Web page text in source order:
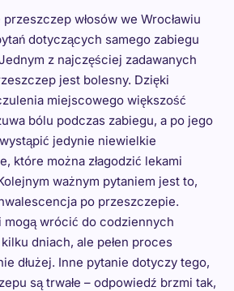
włosów we Wrocławiu
dotyczących samego zabiegu
z najczęściej zadawanych
jest bolesny. Dzięki
miejscowego większość
bólu podczas zabiegu, a po jego
jedynie niewielkie
które można złagodzić lekami
ważnym pytaniem jest to,
po przeszczepie.
mogą wrócić do codziennych
dniach, ale pełen proces
dłużej. Inne pytanie dotyczy tego,
są trwałe – odpowiedź brzmi tak,